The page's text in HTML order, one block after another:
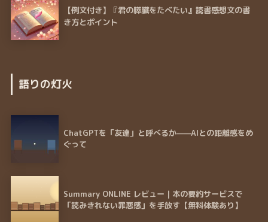
【例文付き】『君の膵臓をたべたい』読書感想文の書
き方とポイント
語りの灯火
ChatGPTを「友達」と呼べるか——AIとの距離感をめ
ぐって
Summary ONLINE レビュー｜本の要約サービスで
「読みきれない罪悪感」を手放す【無料体験あり】